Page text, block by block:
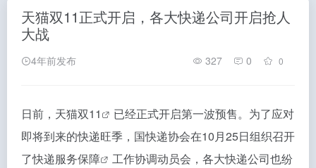
天猫双11正式开启，各大快递公司开启抢人
大战
4年前发布 327 0 0
日前， 天猫双11
已经正式开启第一波预售。为了应对
即将到来的快递旺季，国快递协会在10月25日组织召开
了快递服务保障
工作协调动员会，各大快递公司也纷